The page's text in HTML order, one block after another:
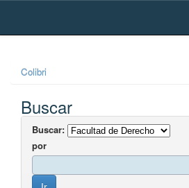
Skip
Colibri
Buscar
Buscar:
por